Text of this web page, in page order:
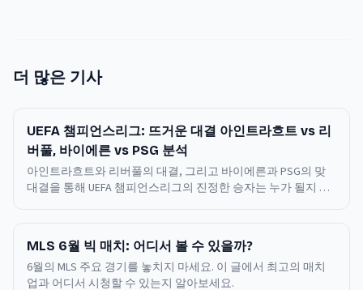
더 많은 기사
UEFA 챔피언스리그: 뜨거운 대결 아인트라흐트 vs 리
버풀, 바이에른 vs PSG 분석
아인트라흐트와 리버풀의 대결, 그리고 바이에른과 PSG의 맞
대결을 통해 UEFA 챔피언스리그의 진정한 승자는 누가 될지 살
MLS 6월 빅 매치: 어디서 볼 수 있을까?
6월의 MLS 주요 경기를 놓치지 마세요. 이 글에서 최고의 매치
업과 어디서 시청할 수 있는지 알아보세요.